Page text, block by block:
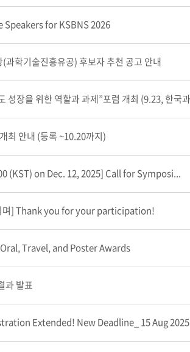
for KSBNS 2026
과학기술진흥유공) 후보자 추천 공고 안내
최 안내 (등록 ~10.20까지)
(KST) on Dec. 12, 2025] Call for Symposi...
며] Thank you for your participation!
Travel, and Poster Awards
과 발표
Extended! New Deadline_ 15 Aug 2025